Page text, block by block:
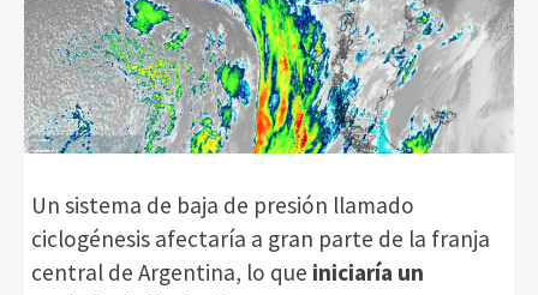
Un sistema de baja de presión llamado
ciclogénesis afectaría a gran parte de la franja
central de Argentina, lo que iniciaría un